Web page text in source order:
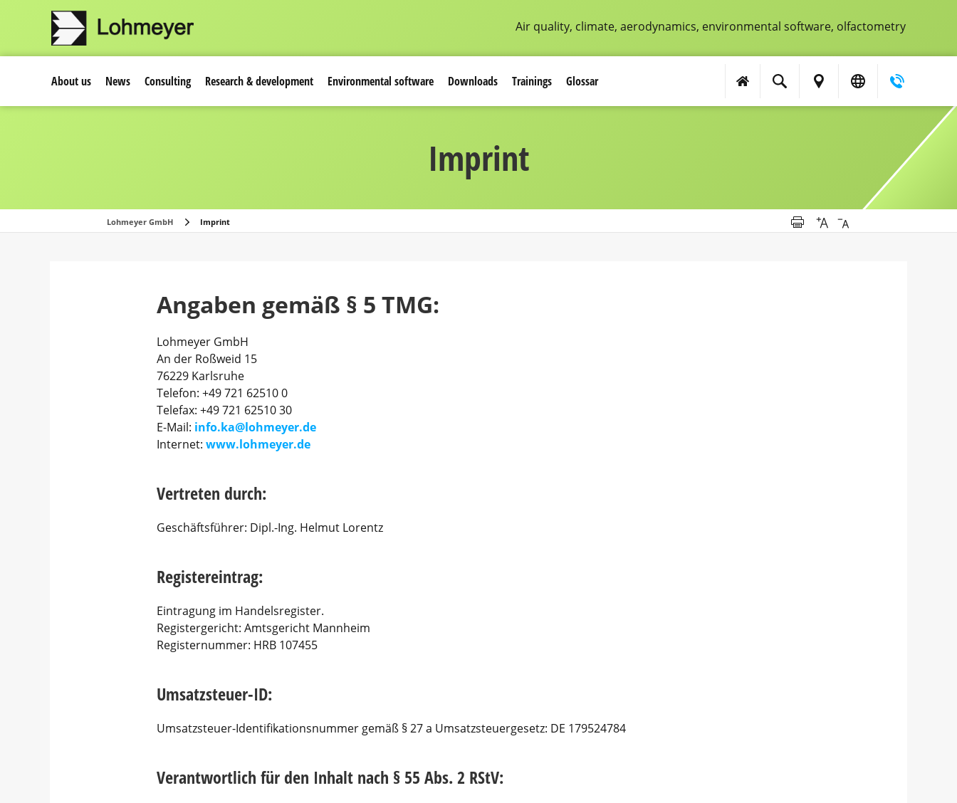
Air quality, climate, aerodynamics, environmental software, olfactometry
About us News Consulting Research & development Environmental software Downloads Trainings Glossar
Imprint
Lohmeyer GmbH Imprint
Angaben gemäß § 5 TMG:
Lohmeyer GmbH
An der Roßweid 15
76229 Karlsruhe
Telefon: +49 721 62510 0
Telefax: +49 721 62510 30
E-Mail: info.ka@lohmeyer.de
Internet: www.lohmeyer.de
Vertreten durch:
Geschäftsführer: Dipl.-Ing. Helmut Lorentz
Registereintrag:
Eintragung im Handelsregister.
Registergericht: Amtsgericht Mannheim
Registernummer: HRB 107455
Umsatzsteuer-ID:
Umsatzsteuer-Identifikationsnummer gemäß § 27 a Umsatzsteuergesetz: DE 179524784
Verantwortlich für den Inhalt nach § 55 Abs. 2 RStV: